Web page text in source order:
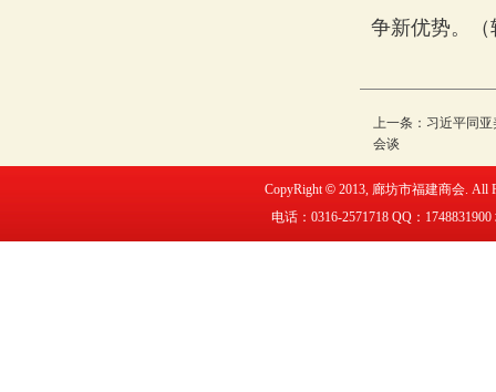
争新优势。（
上一条： 习近平同
会谈
CopyRight©2013, 廊坊市福建商会. All
电话：0316-2571718 QQ： 1748831900